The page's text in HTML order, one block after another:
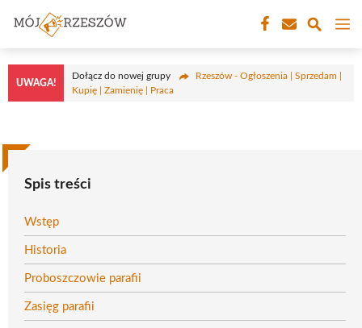
treści
UWAGA!
Dołącz do nowej grupy
Rzeszów - Ogłoszenia | Sprzedam |
Kupię | Zamienię | Praca
Spis treści
Wstęp
Historia
Proboszczowie parafii
Zasięg parafii